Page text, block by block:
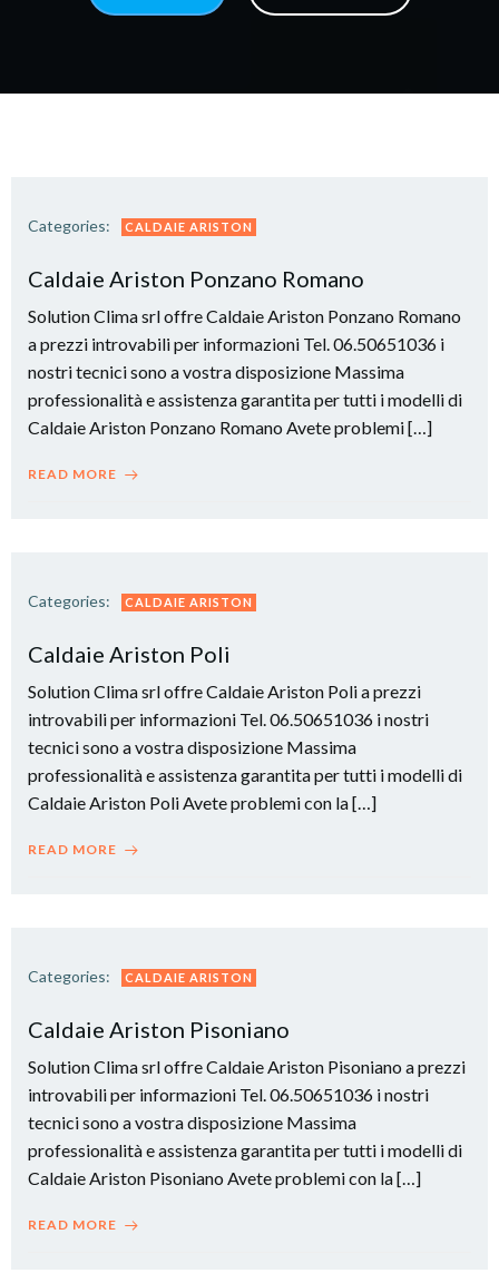
Categories: CALDAIE ARISTON
Caldaie Ariston Ponzano Romano
Solution Clima srl offre Caldaie Ariston Ponzano Romano
a prezzi introvabili per informazioni Tel. 06.50651036 i
nostri tecnici sono a vostra disposizione Massima
professionalità e assistenza garantita per tutti i modelli di
Caldaie Ariston Ponzano Romano Avete problemi […]
READ MORE
Categories: CALDAIE ARISTON
Caldaie Ariston Poli
Solution Clima srl offre Caldaie Ariston Poli a prezzi
introvabili per informazioni Tel. 06.50651036 i nostri
tecnici sono a vostra disposizione Massima
professionalità e assistenza garantita per tutti i modelli di
Caldaie Ariston Poli Avete problemi con la […]
READ MORE
Categories: CALDAIE ARISTON
Caldaie Ariston Pisoniano
Solution Clima srl offre Caldaie Ariston Pisoniano a prezzi
introvabili per informazioni Tel. 06.50651036 i nostri
tecnici sono a vostra disposizione Massima
professionalità e assistenza garantita per tutti i modelli di
Caldaie Ariston Pisoniano Avete problemi con la […]
READ MORE